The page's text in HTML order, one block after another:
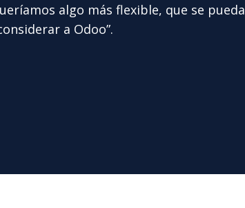
algo más flexible, que se pueda
a Odoo”.